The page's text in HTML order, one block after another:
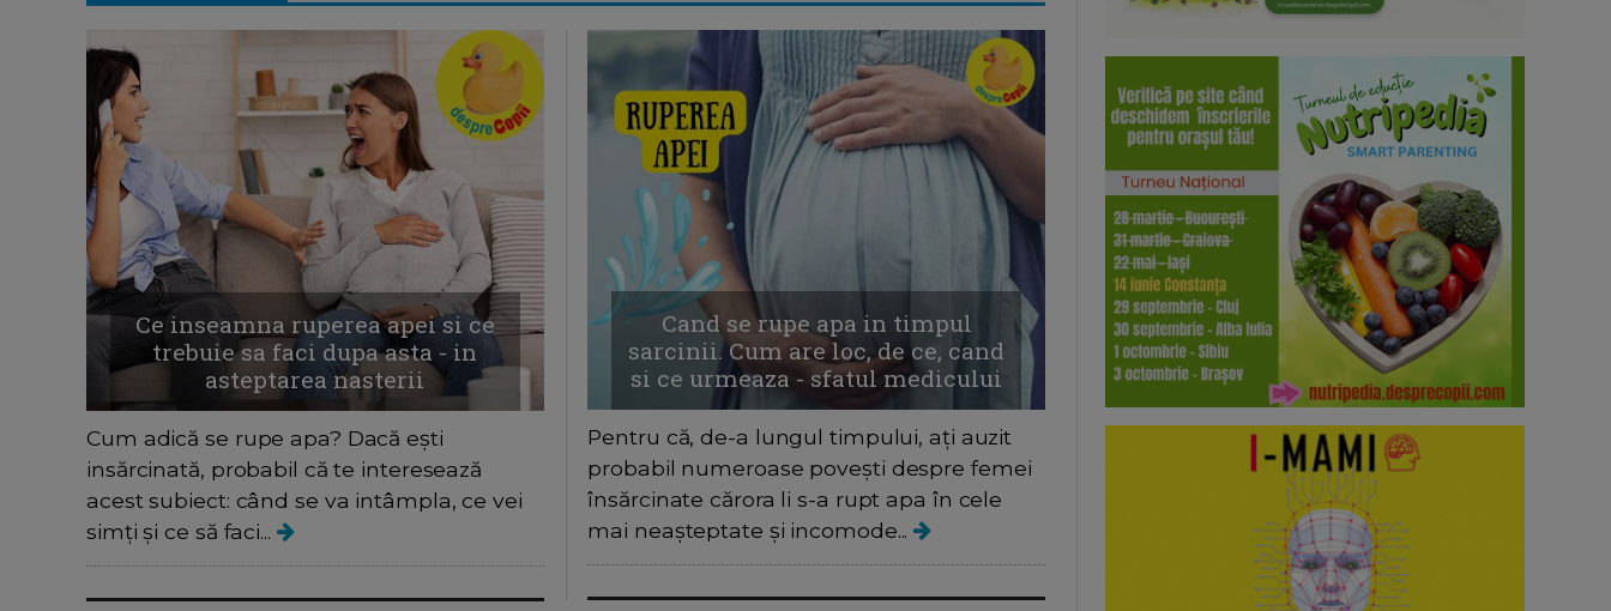
Ce inseamna ruperea apei si ce
trebuie sa faci dupa asta - in
asteptarea nasterii
Cum adică se rupe apa? Dacă ești
insărcinată, probabil că te interesează
acest subiect: când se va intâmpla, ce vei
simți și ce să faci...
Cand se rupe apa in timpul
sarcinii. Cum are loc, de ce, cand
si ce urmeaza - sfatul medicului
Pentru că, de-a lungul timpului, ați auzit
probabil numeroase povești despre femei
însărcinate cărora li s-a rupt apa în cele
mai neașteptate și incomode...